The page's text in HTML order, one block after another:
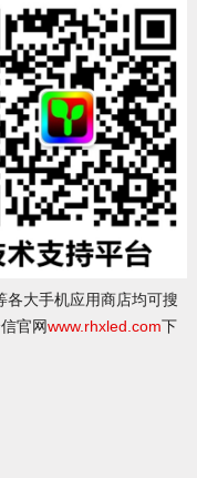
各大手机应用商店均可搜
官网www.rhxled.com下